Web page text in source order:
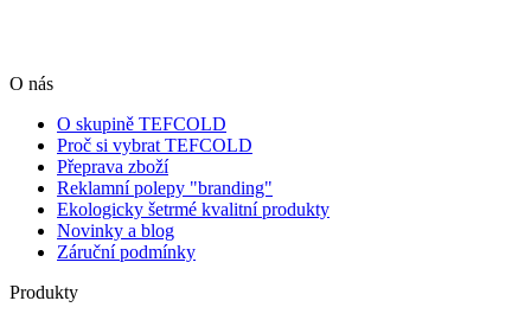
O nás
O skupině TEFCOLD
Proč si vybrat TEFCOLD
Přeprava zboží
Reklamní polepy "branding"
Ekologicky šetrmé kvalitní produkty
Novinky a blog
Záruční podmínky
Produkty